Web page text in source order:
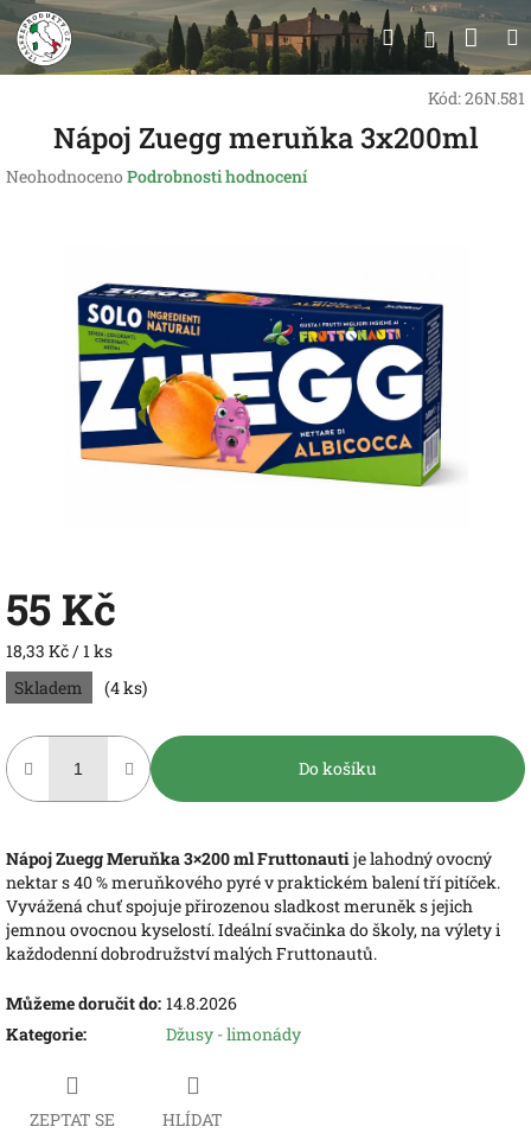
Přejít
na
obsah
Hledat
Kód:26N.581
Nápoj Zuegg meruňka 3x200ml
Průměrné
hvězdiček.
Neohodnoceno Podrobnosti hodnocení
55 Kč
Měrná
cena:
18,33 Kč / 1 ks
Skladem
(4 ks)
Do košíku
Nápoj Zuegg Meruňka 3×200 ml Fruttonauti je lahodný ovocný
nektar s 40 % meruňkového pyré v praktickém balení tří pitíček.
Vyvážená chuť spojuje přirozenou sladkost meruněk s jejich
jemnou ovocnou kyselostí. Ideální svačinka do školy, na výlety i
každodenní dobrodružství malých Fruttonautů.
Můžeme doručit do: 14.8.2026
Kategorie: Džusy - limonády
ZEPTAT SE HLÍDAT